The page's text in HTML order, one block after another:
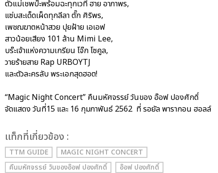
ตัวแม่เชพบ๊ะพร้อมฉะทุกเวที ฮาย อาภาพร,
แซ่บสะเด็ดเผ็ดทุกลีลา ตั๊ก ศิริพร,
เพชฌฆาตหน้าสวย ปุยฝ้าย เอเอฟ
สาวน้อยเสียง 101 ล้าน Mimi Lee,
บร๊ะเจ้าแห่งความเกรียน โจ๊ก โซคูล,
วายร้ายสาย Rap URBOYTJ
และตัวละครลับ พระเอกสุดฮอต!
“Magic Night Concert” คืนมหัศจรรย์ วันของ อ๊อฟ ปองศักดิ์
จัดแสดง วันที่15 และ 16 กุมภาพันธ์ 2562 ที่ รอยัล พารากอน ฮอลล์
เเท็กที่เกี่ยวข้อง :
TTM GUIDE
MAGIC NIGHT CONCERT
คืนมหัศจรรย์ วันของอ๊อฟ ปองศักดิ์
อ๊อฟ ปองศักดิ์